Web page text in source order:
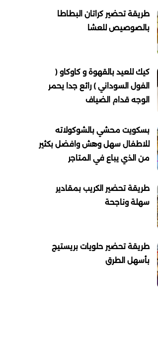
طريقة تحضير كراتان البطاطا
بالصوصيص للعشا
كيك للعيد بالقهوة و كاوكاو (
الفول السوداني ) رائع جدا يحمر
الوجه قدام الضياف
بسكويت محشي بالشوكولاته
للاطفال سهل وهش وافضل بكثير
من الذي يباع في المتاجر
طريقة تحضير الكريب بمقادير
سهلة وناجحة
طريقة تحضير حلويات بريستيج
بأسهل الطرق